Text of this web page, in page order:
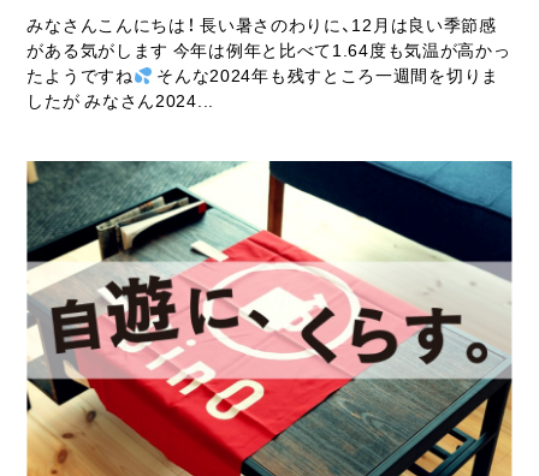
スタッフ紹介
採用情報
みなさんこんにちは！ 長い暑さのわりに、12月は良い季節感
がある気がします 今年は例年と比べて1.64度も気温が高かっ
たようですね
そんな2024年も残すところ一週間を切りま
したが みなさん2024...